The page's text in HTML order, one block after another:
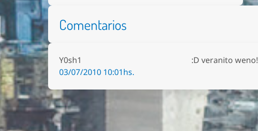
Comentarios
Y0sh1
03/07/2010 10:01hs.
:D veranito weno!